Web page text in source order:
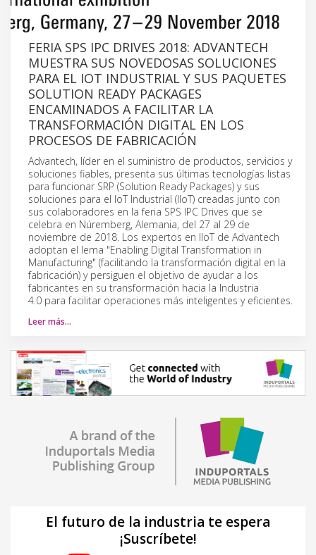
FERIA SPS IPC DRIVES 2018: ADVANTECH
MUESTRA SUS NOVEDOSAS SOLUCIONES
PARA EL IOT INDUSTRIAL Y SUS PAQUETES
SOLUTION READY PACKAGES
ENCAMINADOS A FACILITAR LA
TRANSFORMACIÓN DIGITAL EN LOS
PROCESOS DE FABRICACIÓN
Advantech, líder en el suministro de productos, servicios y
soluciones fiables, presenta sus últimas tecnologías listas
para funcionar SRP (Solution Ready Packages) y sus
soluciones para el IoT Industrial (IIoT) creadas junto con
sus colaboradores en la feria SPS IPC Drives que se
celebra en Núremberg, Alemania, del 27 al 29 de
noviembre de 2018. Los expertos en IIoT de Advantech
adoptan el lema "Enabling Digital Transformation in
Manufacturing" (facilitando la transformación digital en la
fabricación) y persiguen el objetivo de ayudar a los
fabricantes en su transformación hacia la Industria
4.0 para facilitar operaciones más inteligentes y eficientes.
Leer más…
El futuro de la industria te espera
¡Suscríbete!